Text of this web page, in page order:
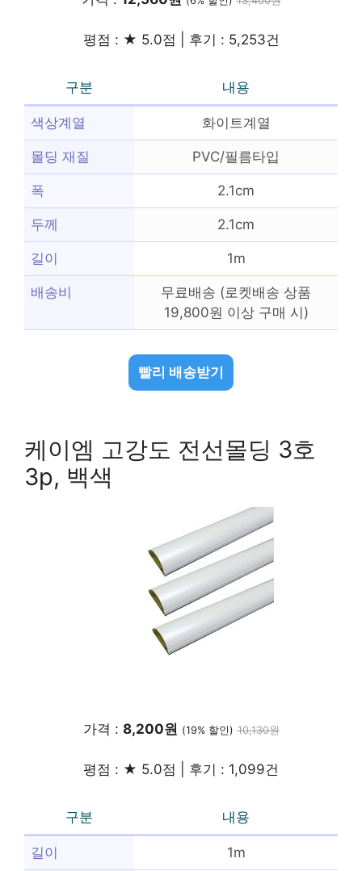
평점 : ★ 5.0점 | 후기 : 5,253건
구분 내용
색상계열 화이트계열
몰딩 재질 PVC/필름타입
폭 2.1cm
두께 2.1cm
길이 1m
배송비
무료배송 (로켓배송 상품
19,800원 이상 구매 시)
빨리 배송받기
케이엠 고강도 전선몰딩 3호
3p, 백색
가격 : 8,200원 (19% 할인) 10,130원
평점 : ★ 5.0점 | 후기 : 1,099건
구분 내용
길이 1m